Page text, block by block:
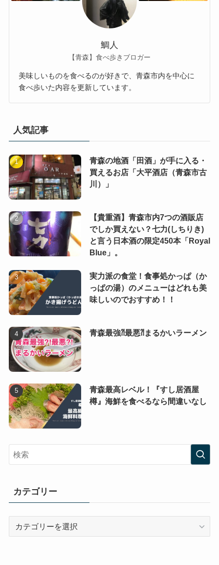
鯛人
【青森】食べ歩きブロガー
美味しいものを食べるのが好きで、青森市内を中心に
食べ歩いた内容を更新しています。
人気記事
青森の地酒「田酒」が手に入る・
買えるお店「大平酒店（青森市古
川）」
【貴重酒】青森市内7つの酒販店
でしか買えない？七力(しちりき)
と言う日本酒の限定450本「Royal
Blue」。
実力派の食堂！食事処かっぱ（か
っぱの湯）のメニューはどれも美
味しいのでおすすめ！！
青森最強⁈最悪⁈まるかいラーメン
青森最高レベル！『すし居酒屋
樽』海鮮を食べるなら間違いなし
カテゴリー